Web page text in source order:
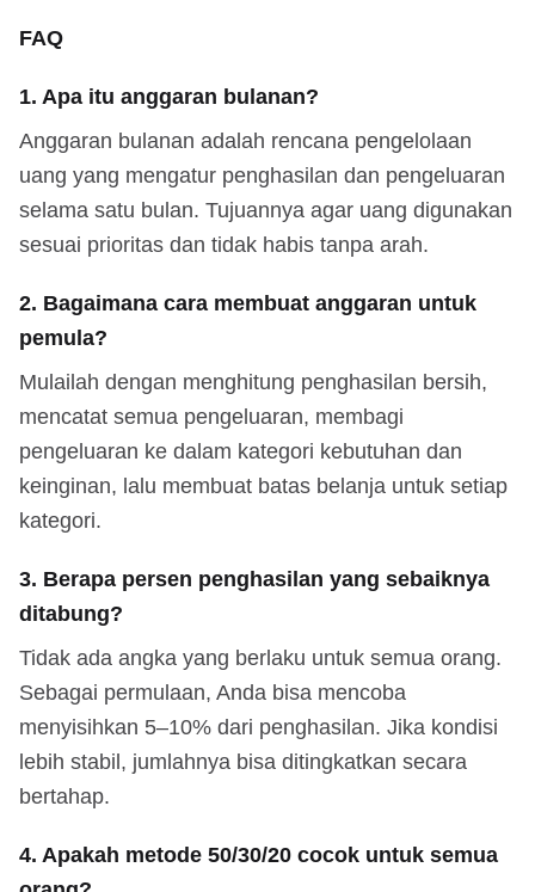
FAQ
1. Apa itu anggaran bulanan?
Anggaran bulanan adalah rencana pengelolaan
uang yang mengatur penghasilan dan pengeluaran
selama satu bulan. Tujuannya agar uang digunakan
sesuai prioritas dan tidak habis tanpa arah.
2. Bagaimana cara membuat anggaran untuk
pemula?
Mulailah dengan menghitung penghasilan bersih,
mencatat semua pengeluaran, membagi
pengeluaran ke dalam kategori kebutuhan dan
keinginan, lalu membuat batas belanja untuk setiap
kategori.
3. Berapa persen penghasilan yang sebaiknya
ditabung?
Tidak ada angka yang berlaku untuk semua orang.
Sebagai permulaan, Anda bisa mencoba
menyisihkan 5–10% dari penghasilan. Jika kondisi
lebih stabil, jumlahnya bisa ditingkatkan secara
bertahap.
4. Apakah metode 50/30/20 cocok untuk semua